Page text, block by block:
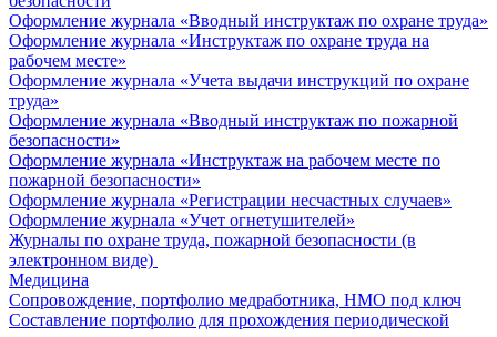
Оформление журнала «Вводный инструктаж по охране труда»
Оформление журнала «Инструктаж по охране труда на
рабочем месте»
Оформление журнала «Учета выдачи инструкций по охране
труда»
Оформление журнала «Вводный инструктаж по пожарной
безопасности»
Оформление журнала «Инструктаж на рабочем месте по
пожарной безопасности»
Оформление журнала «Регистрации несчастных случаев»
Оформление журнала «Учет огнетушителей»
Журналы по охране труда, пожарной безопасности (в
электронном виде)
Медицина
Сопровождение, портфолио медработника, НМО под ключ
Составление портфолио для прохождения периодической